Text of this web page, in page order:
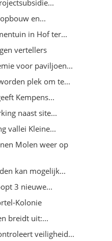
en...
in Hof ter...
vertellers
voor paviljoen...
plek om te...
Kempens...
naast site...
vallei Kleine...
Molen weer op
kan mogelijk...
3 nieuwe...
Kolonie
breidt uit:...
veiligheid...